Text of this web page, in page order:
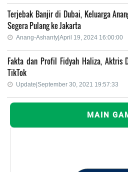
Terjebak Banjir di Dubai, Keluarga
Segera Pulang ke Jakarta
Anang-Ashanty|April 19, 2024 16:00:00
Fakta dan Profil Fidyah Haliza, Aktris
TikTok
Update|September 30, 2021 19:57:33
MAIN